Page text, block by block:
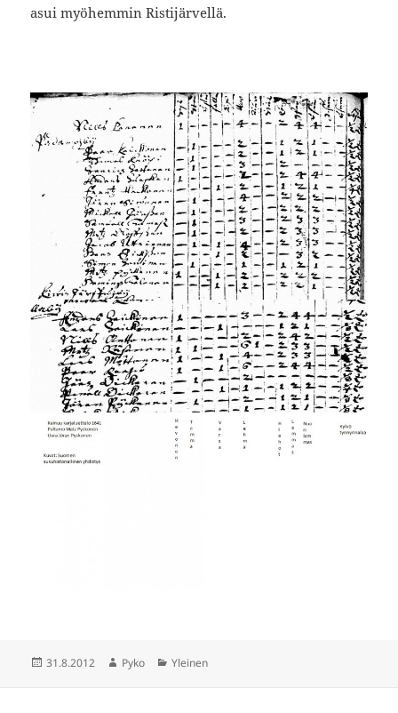
asui myöhemmin Ristijärvellä.
Julkaistu
31.8.2012 Kirjoittaja
Pyko Kategoriat
Yleinen